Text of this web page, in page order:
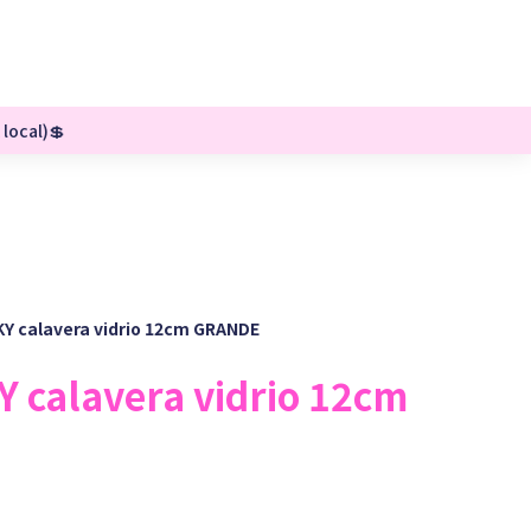
calavera vidrio 12cm GRANDE
calavera vidrio 12cm